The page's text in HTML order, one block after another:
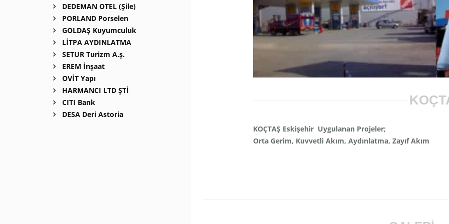
KOÇTAŞ Eskişehir Uygulanan Projeler;
Orta Gerim, Kuvvetli Akım, Aydınlatma, Zayıf Akım
DEDEMAN OTEL (Şile)
PORLAND Porselen
GOLDAŞ Kuyumculuk
LİTPA AYDINLATMA
SETUR Turizm A.ş.
EREM İnşaat
OVİT Yapı
HARMANCI LTD ŞTİ
CITI Bank
DESA Deri Astoria